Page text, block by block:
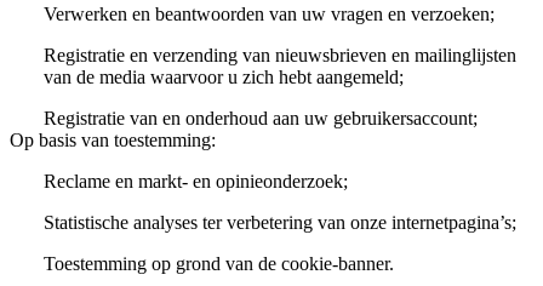
Verwerken en beantwoorden van uw vragen en verzoeken;
Registratie en verzending van nieuwsbrieven en mailinglijsten
van de media waarvoor u zich hebt aangemeld;
Registratie van en onderhoud aan uw gebruikersaccount;
Op basis van toestemming:
Reclame en markt- en opinieonderzoek;
Statistische analyses ter verbetering van onze internetpagina’s;
Toestemming op grond van de cookie-banner.